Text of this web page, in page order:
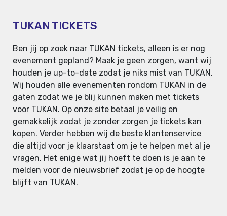
TUKAN TICKETS
Ben jij op zoek naar TUKAN tickets, alleen is er nog
evenement gepland? Maak je geen zorgen, want wij
houden je up-to-date zodat je niks mist van TUKAN.
Wij houden alle evenementen rondom TUKAN in de
gaten zodat we je blij kunnen maken met tickets
voor TUKAN. Op onze site betaal je veilig en
gemakkelijk zodat je zonder zorgen je tickets kan
kopen. Verder hebben wij de beste klantenservice
die altijd voor je klaarstaat om je te helpen met al je
vragen. Het enige wat jij hoeft te doen is je aan te
melden voor de nieuwsbrief zodat je op de hoogte
blijft van TUKAN.